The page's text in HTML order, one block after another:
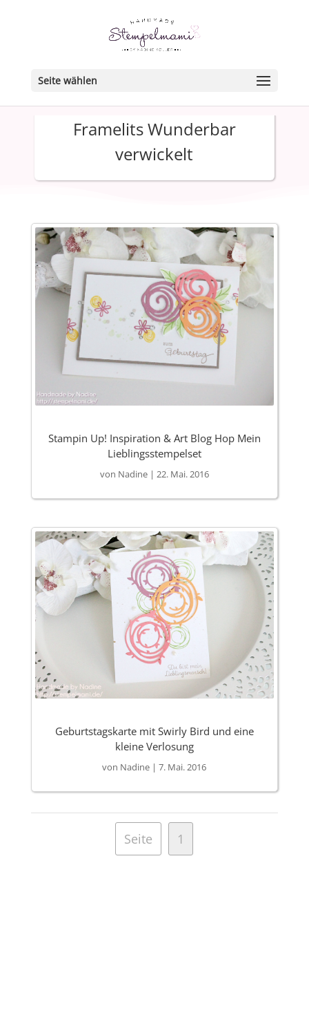
Seite wählen
Framelits Wunderbar
verwickelt
Stampin Up! Inspiration & Art Blog Hop Mein
Lieblingsstempelset
von Nadine| 22. Mai. 2016
Geburtstagskarte mit Swirly Bird und eine
kleine Verlosung
von Nadine |7. Mai. 2016
Seite 1